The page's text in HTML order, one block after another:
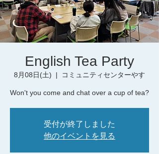
English Tea Party
8月08日(土)
  |
コミュニティセンターやす
Won't you come and chat over a cup of tea?
受付が終了しました
他のイベントを見る